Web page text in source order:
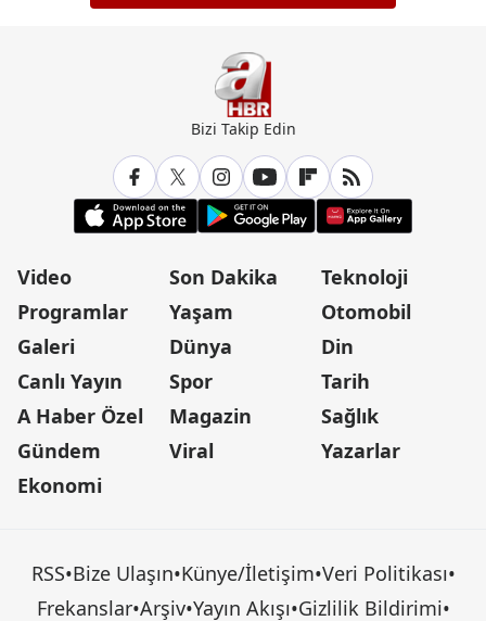
Bizi Takip Edin
Video
Programlar
Galeri
Canlı Yayın
A Haber Özel
Gündem
Ekonomi
Son Dakika
Yaşam
Dünya
Spor
Magazin
Viral
Teknoloji
Otomobil
Din
Tarih
Sağlık
Yazarlar
RSS•Bize Ulaşın•Künye/İletişim•Veri Politikası•
Frekanslar•Arşiv•Yayın Akışı•Gizlilik Bildirimi•